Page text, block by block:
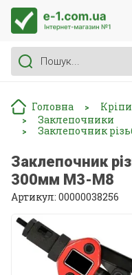
Головна >
> Заклепочники
> Заклепочник
Заклепочник
300мм М3-М8
Артикул: 00000038256